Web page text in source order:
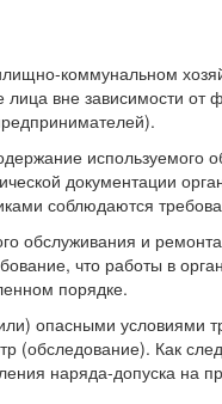
коммунальном
вне зависимости
документации
соблюдаются
обслуживания и
что работы в
порядке.
опасными условиями
Как
наряда-допуска на